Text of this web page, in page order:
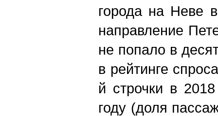
города на Неве
направление
не попало в
в рейтинге
й строчки в
году (доля